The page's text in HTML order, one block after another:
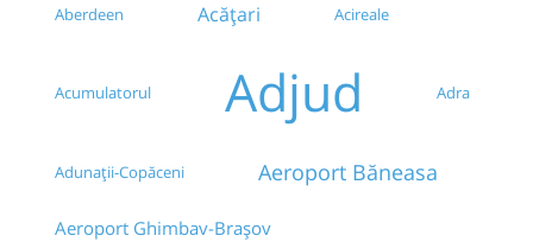
Autogara CDI (Ritmului)
Peco Agip - Piata Muncii
Piata Unirii 1
Aberdeen Acățari Acireale
Acumulatorul Adjud Adra
Adunații-Copăceni Aeroport Băneasa
Aeroport Ghimbav-Brașov